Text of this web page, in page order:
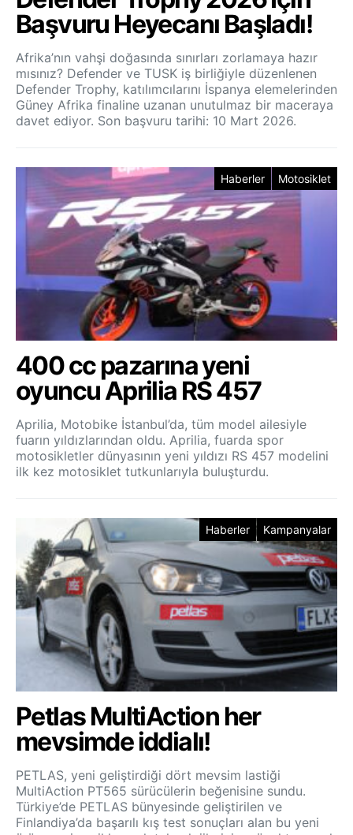
Başvuru Heyecanı Başladı!
Afrika’nın vahşi doğasında sınırları zorlamaya hazır
mısınız? Defender ve TUSK iş birliğiyle düzenlenen
Defender Trophy, katılımcılarını İspanya elemelerinden
Güney Afrika finaline uzanan unutulmaz bir maceraya
davet ediyor. Son başvuru tarihi: 10 Mart 2026.
Haberler Motosiklet
400 cc pazarına yeni
oyuncu Aprilia RS 457
Aprilia, Motobike İstanbul’da, tüm model ailesiyle
fuarın yıldızlarından oldu. Aprilia, fuarda spor
motosikletler dünyasının yeni yıldızı RS 457 modelini
ilk kez motosiklet tutkunlarıyla buluşturdu.
Haberler Kampanyalar
Petlas MultiAction her
mevsimde iddialı!
PETLAS, yeni geliştirdiği dört mevsim lastiği
MultiAction PT565 sürücülerin beğenisine sundu.
Türkiye’de PETLAS bünyesinde geliştirilen ve
Finlandiya’da başarılı kış test sonuçları alan bu yeni